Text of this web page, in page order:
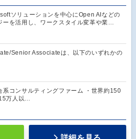
ソリューションを中心にOpen AIなどの
ーを活用し、ワークスタイル変革や業…
Senior Associateは、以下のいずれかの
系コンサルティングファーム ・世界約150
万人以…